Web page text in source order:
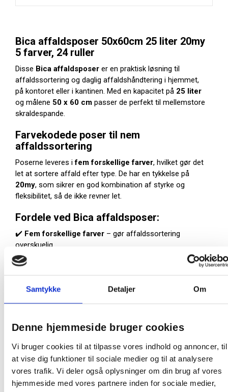
Samtykke Detaljer Om
Denne hjemmeside bruger cookies
Vi bruger cookies til at tilpasse vores indhold og annoncer, til
at vise dig funktioner til sociale medier og til at analysere
vores trafik. Vi deler også oplysninger om din brug af vores
hjemmeside med vores partnere inden for sociale medier,
Bica affaldsposer 50x60cm 25 liter 20my
5 farver, 24 ruller
Disse Bica affaldsposer er en praktisk løsning til
affaldssortering og daglig affaldshåndtering i hjemmet,
på kontoret eller i kantinen. Med en kapacitet på 25 liter
og målene 50 x 60 cm passer de perfekt til mellemstore
skraldespande.
Farvekodede poser til nem
affaldssortering
Poserne leveres ifem forskellige farver, hvilket gør det
let at sortere affald efter type. De har en tykkelse på
20my, som sikrer en god kombination af styrke og
fleksibilitet, så de ikke revner let.
Fordele ved Bica affaldsposer:
✔️ Fem forskellige farver – gør affaldssortering
overskuelig
✔️Holdbar kvalitet
✔️Velegnet til 25 liters skraldespande
– passer til de
Pakke med 24 ruller
– sikrer en god lagerbeholdning
Disse affaldsposer er ideelle til miljøbevidste
nemmere affaldssortering.
Karton: 24 ruller af hver 25 poser, total 600 poser.
Mål: 50 x 60 cm
20 my
25 liters poser